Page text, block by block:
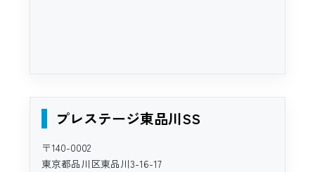
プレステージ東品川SS
〒140-0002
東京都品川区東品川3-16-17